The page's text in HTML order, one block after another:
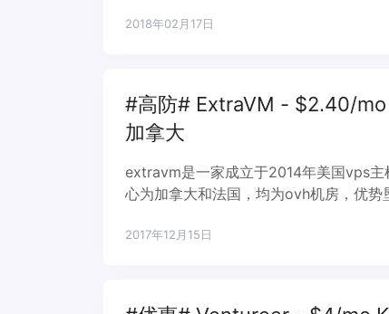
2018年02月17日
#高防# ExtraVM - $2.40/
加拿大
extravm是一家成立于2014年美国vps
心为加拿大和法国，均为ovh机房，优
2017年12月15日